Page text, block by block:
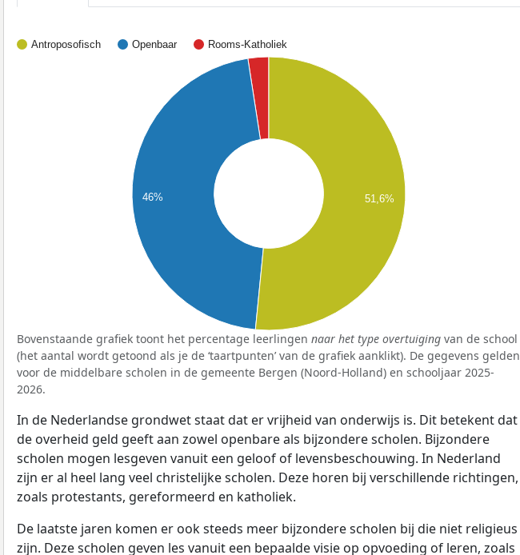
Antroposofisch Openbaar Rooms-Katholiek
46% 51,6%
Bovenstaande grafiek toont het percentage leerlingen naar het type overtuiging van de school
(het aantal wordt getoond als je de ‘taartpunten’ van de grafiek aanklikt). De gegevens gelden
voor de middelbare scholen in de gemeente Bergen (Noord-Holland) en schooljaar 2025-
2026.
In de Nederlandse grondwet staat dat er vrijheid van onderwijs is. Dit betekent dat
de overheid geld geeft aan zowel openbare als bijzondere scholen. Bijzondere
scholen mogen lesgeven vanuit een geloof of levensbeschouwing. In Nederland
zijn er al heel lang veel christelijke scholen. Deze horen bij verschillende richtingen,
zoals protestants, gereformeerd en katholiek.
De laatste jaren komen er ook steeds meer bijzondere scholen bij die niet religieus
zijn. Deze scholen geven les vanuit een bepaalde visie op opvoeding of leren, zoals